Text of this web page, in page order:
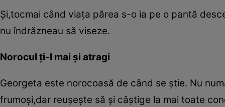
Şi,tocmai când viaţa părea s-o ia pe o pantă
nu îndrăzneau să viseze.
Norocul ţi-l mai şi atragi
Georgeta este norocoasă de când se ştie. Nu
frumoşi,dar reuşeşte să şi câştige la mai toate